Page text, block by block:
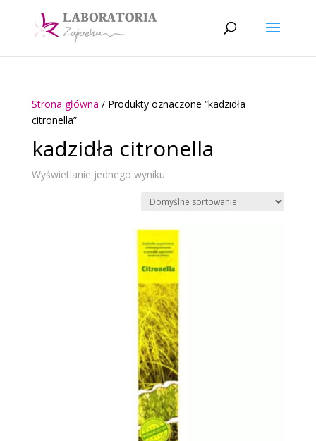
Strona główna / Produkty oznaczone “kadzidła
citronella”
kadzidła citronella
Wyświetlanie jednego wyniku